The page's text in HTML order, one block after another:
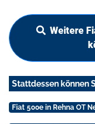
Weitere
Stattdessen können
Fiat 500e in Rehna OT